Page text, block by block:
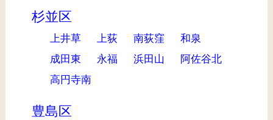
杉並区
上井草 上荻 南荻窪
和泉
成田東
永福 浜田山
阿佐谷北
高円寺南
豊島区